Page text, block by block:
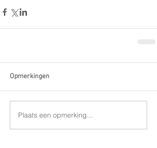
Opmerkingen
Plaats een opmerking...